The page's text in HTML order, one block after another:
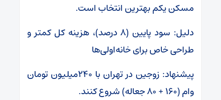
مسکن یکم بهترین انتخاب است.
دلیل: سود پایین (۸ درصد)، هزینه کل کمتر و
طراحی خاص برای خانه‌اولی‌ها
پیشنهاد: زوجین در تهران با ۲۴۰میلیون تومان
وام (۱۶۰ + ۸۰ جعاله) شروع کنند.